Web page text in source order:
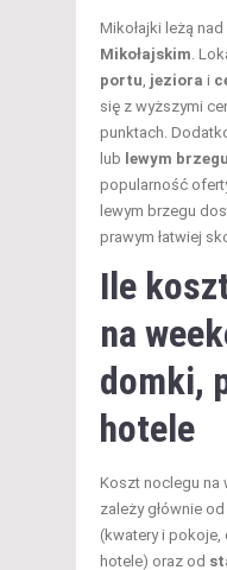
Mikołajki leżą nad
Mikołajskim .
portu jeziora i
się z wyższymi
punktach.
lub lewym
popularność
lewym brzegu
prawym łatwiej
Ile
na
domki,
hotele
Koszt noclegu na
zależy głównie od
(kwatery i pokoje,
hotele) oraz od